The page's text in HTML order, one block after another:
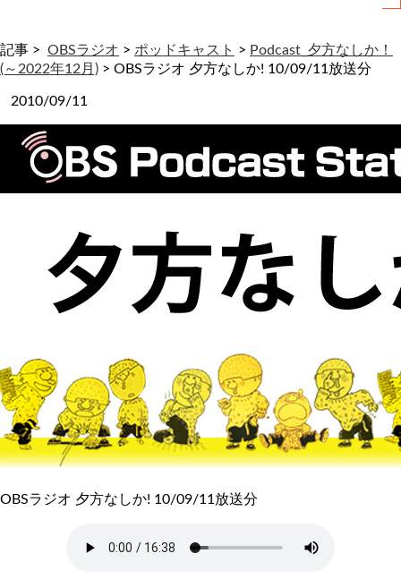
記事 > OBSラジオ > ポッドキャスト > Podcast_夕方なしか！
(～2022年12月) > OBSラジオ 夕方なしか! 10/09/11放送分
2010/09/11
OBSラジオ 夕方なしか! 10/09/11放送分